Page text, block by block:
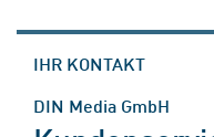
IHR KONTAKT
DIN Media GmbH